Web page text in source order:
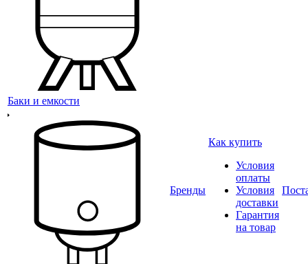
Баки и емкости
Бренды
Как купить
Условия
оплаты
Условия
доставки
Гарантия
на товар